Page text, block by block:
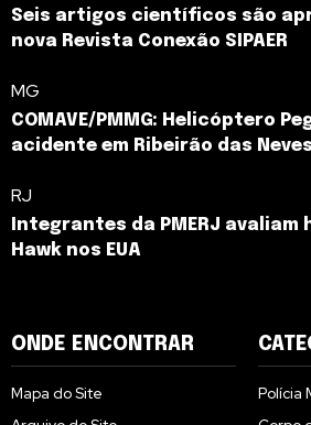
Seis artigos científicos são
nova Revista Conexão SIPAER
MG
COMAVE/PMMG: Helicóptero
acidente em Ribeirão das
RJ
Integrantes da PMERJ
Hawk nos EUA
ONDE ENCONTRAR
Mapa do Site
Polícia